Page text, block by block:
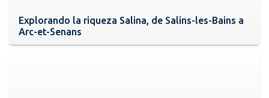
Explorando la riqueza Salina, de Salins-les-Bains a
Arc-et-Senans